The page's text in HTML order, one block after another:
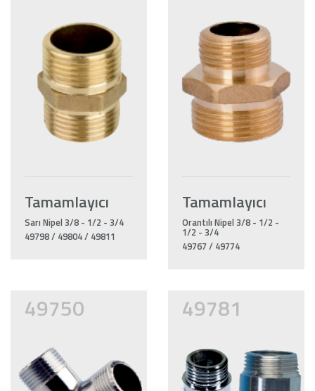
Tamamlayıcı
Sarı Nipel 3/8 - 1/2 - 3/4
49798 / 49804 / 49811
Tamamlayıcı
Orantılı Nipel 3/8 - 1/2 -
1/2 - 3/4
49767 / 49774
49750 49781